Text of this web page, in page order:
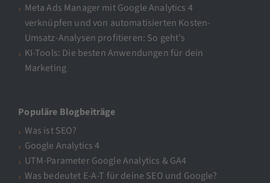
Meta Ads Manager mit Google Analytics 4
verknüpfen und von automatisierten Kosten-
Umsatz-Analysen profitieren: So geht’s
KI-Tools: Die besten Anwendungen für dein
Marketing
Populäre Blogbeiträge
Was ist SEO?
Google Analytics 4
UTM-Parameter Google Analytics & GA4
Was bedeutet E-A-T für deine SEO und Google?